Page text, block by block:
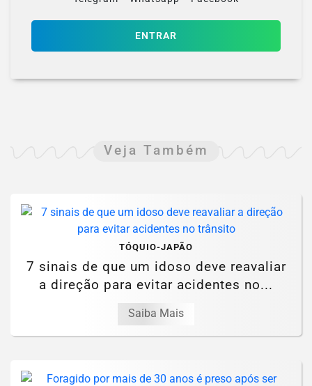
ENTRAR
Veja Também
TÓQUIO-JAPÃO
7 sinais de que um idoso deve reavaliar
a direção para evitar acidentes no...
Saiba Mais